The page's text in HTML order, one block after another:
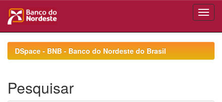
navigationDSpace - BNB - Banco do Nordeste do Brasil
Pesquisar